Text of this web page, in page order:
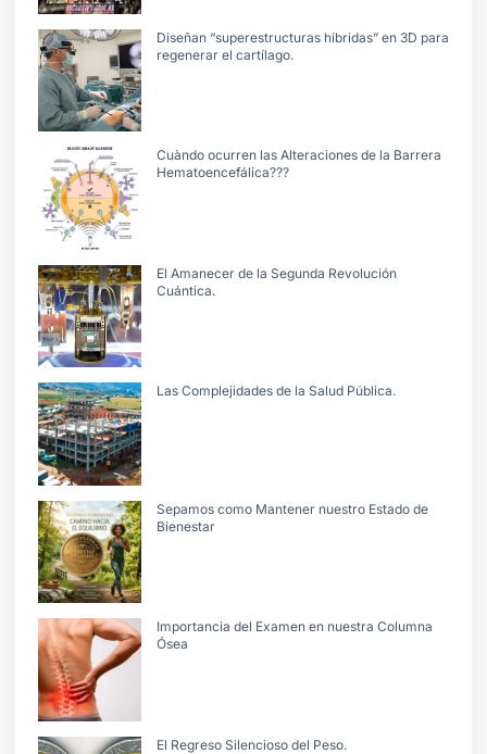
Diseñan “superestructuras híbridas” en 3D para
regenerar el cartílago.
Cuàndo ocurren las Alteraciones de la Barrera
Hematoencefálica???
El Amanecer de la Segunda Revolución
Cuántica.
Las Complejidades de la Salud Pública.
Sepamos como Mantener nuestro Estado de
Bienestar
Importancia del Examen en nuestra Columna
Ósea
El Regreso Silencioso del Peso.